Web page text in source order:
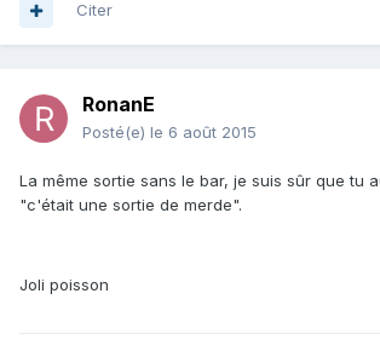
Citer
RonanE
Posté(e) le 6 août 2015
La même sortie sans le bar, je suis sûr que tu
"c'était une sortie de merde".
Joli poisson